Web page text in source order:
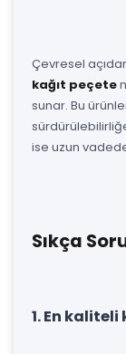
Çevresel
kağıt peçete
sunar. Bu
ise uzun
Sıkça
1. En